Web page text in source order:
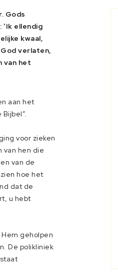
Gods
ellendig
kwaal,
verlaten,
van het
aan het
voor zieken
van hen die
van de
hoe het
dat de
u hebt
geholpen
De polikliniek